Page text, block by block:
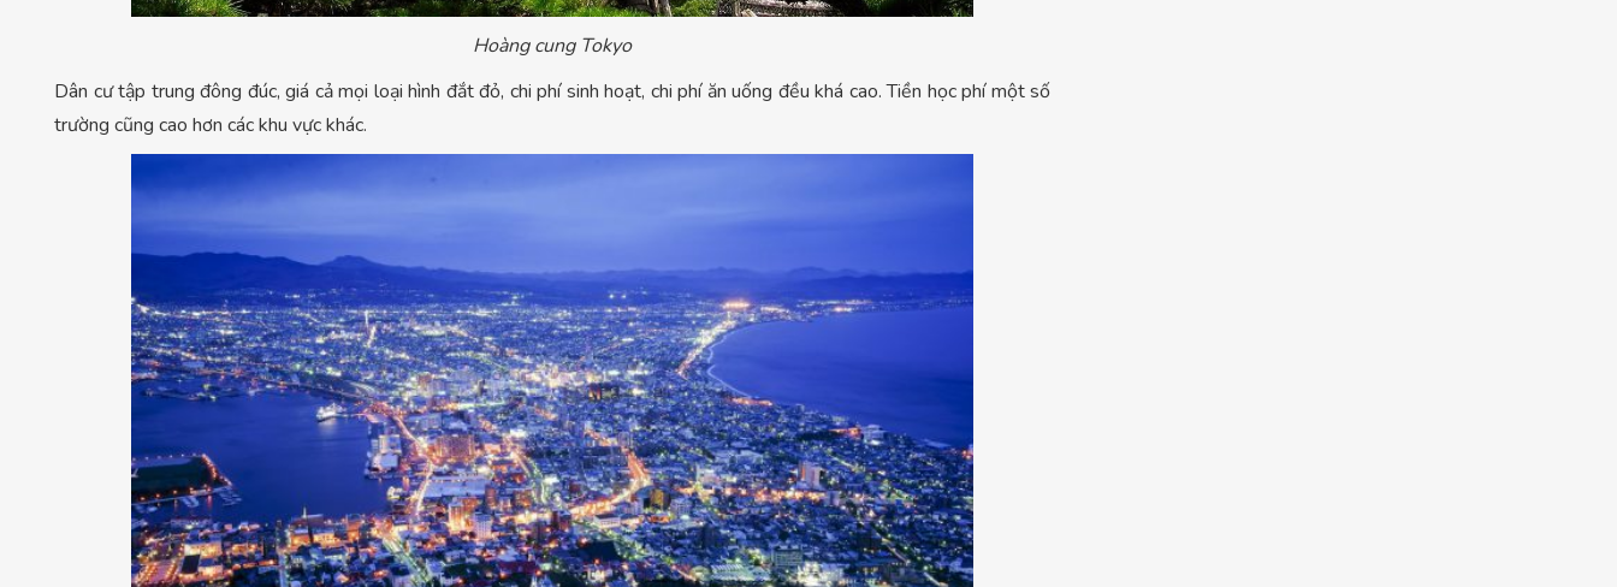
Hoàng cung Tokyo
Dân cư tập trung đông đúc, giá cả mọi loại hình đắt đỏ, chi phí sinh hoạt, chi phí ăn uống đều khá cao. Tiền học phí một số
trường cũng cao hơn các khu vực khác.